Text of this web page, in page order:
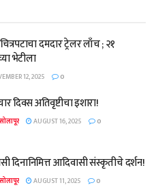
दमदार ट्रेलर लाँच ; २१
भेटीला
12, 2025 0
दिवस अतिवृष्टीचा इशारा!
AUGUST 16, 2025 0
दिनानिमित्त आदिवासी संस्कृतीचे दर्शन!
AUGUST 11, 2025 0